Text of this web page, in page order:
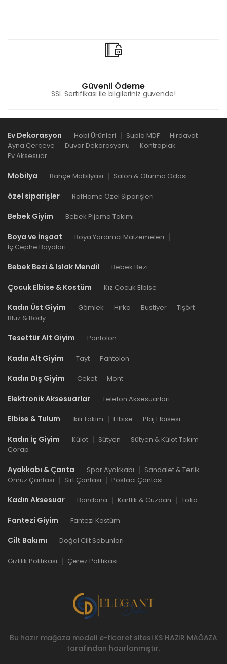
Güvenli Ödeme
SSL Sertifikası ile bilgileriniz güvende!
Ev Dekorasyon Hobi Ürünleri Supla MDF
Hırdavat
Ayna Çerçeve
Duvar Dekorasyonu
Kontraplak
Ev Aksesuar
Mobilya Bahçe Mobilyası Salon & Oturma Odası
özel siparişler RafHome Özel Siparişleri
Bebek Giyim Bebek Pijama Takımı
Boya ve İnşaat
Boya Yardımcı Malzemeleri
İç Cephe Boyaları
Bebek Bezi & Islak Mendil Bebek Bezi
Çocuk Elbise & Kostüm Kız Çocuk Elbise
Kadın Üst Giyim Gömlek Hırka Bustiyer
Tişört
Bluz & Body
Tesettür Alt Giyim Pantolon
Kadın Alt Giyim Tayt Pantolon
Kadın Dış Giyim Ceket Mont
Elektronik Aksesuarlar Telefon Aksesuarları
Elbise & Tulum İkili Takım Elbise Plaj Elbisesi
Kadın İç Giyim Külot Sütyen
Sütyen & Külot Takım
Çorap
Ayakkabı & Çanta Spor Ayakkabı
Sandalet & Terlik
Omuz Çantası
Sırt Çantası Postacı Çantası
Kadın Aksesuar Bandana Kartlık & Cüzdan Toka
Fantezi Giyim Fantezi Kostüm
Cilt Bakımı Doğal Cilt Sabunları
Gizlilik Politikası Çerez Politikası
Bu hazır mağaza modeli e-ticaret sitesi KS HAZIR MAĞAZA
tarafından hazırlanmıştır.